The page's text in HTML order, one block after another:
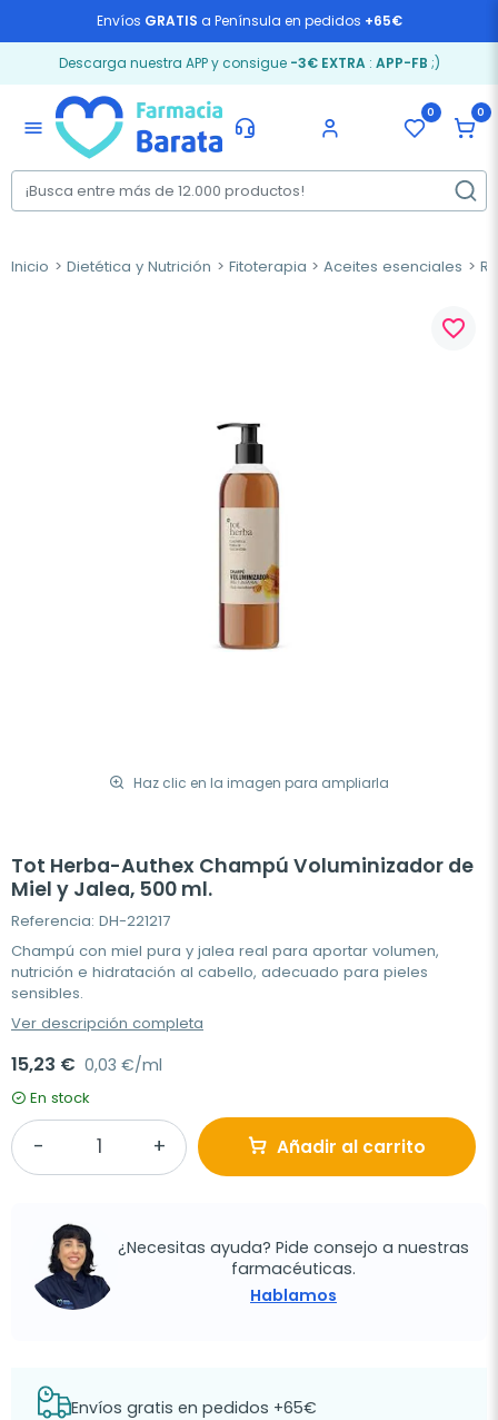
Envíos GRATIS a Península en pedidos +65€
Descarga nuestra APP y consigue -3€ EXTRA: APP-FB ;)
menu
0 0
Inicio Dietética y Nutrición Fitoterapia Aceites esenciales
Haz clic en la imagen para ampliarla
favorite_border
Tot Herba-Authex Champú Voluminizador de
Miel y Jalea, 500 ml.
Referencia: DH-221217
Champú con miel pura y jalea real para aportar volumen,
nutrición e hidratación al cabello, adecuado para pieles
sensibles.
Ver descripción completa
15,23 € 0,03 €/ml
En stock
Añadir al carrito
¿Necesitas ayuda? Pide consejo a nuestras
farmacéuticas.
Hablamos
Envíos gratis en pedidos +65€